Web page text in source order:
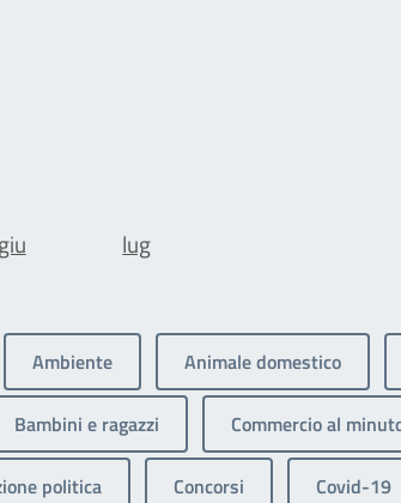
giu lug
Ambiente Animale domestico
Bambini e ragazzi Commercio al
politica Concorsi Covid-19